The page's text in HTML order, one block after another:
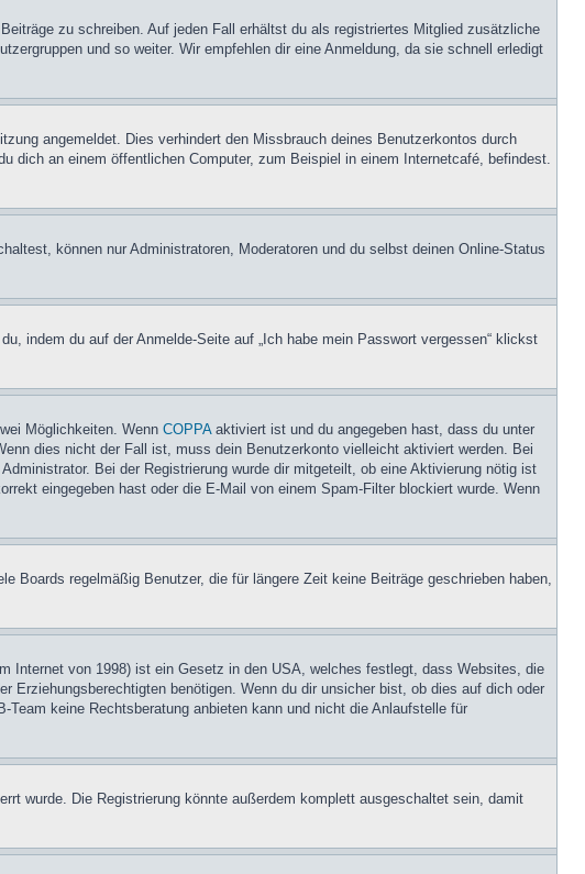
zu schreiben. Auf jeden Fall erhältst du als registriertes Mitglied zusätzliche
und so weiter. Wir empfehlen dir eine Anmeldung, da sie schnell erledigt
angemeldet. Dies verhindert den Missbrauch deines Benutzerkontos durch
dich an einem öffentlichen Computer, zum Beispiel in einem Internetcafé, befindest.
können nur Administratoren, Moderatoren und du selbst deinen Online-Status
indem du auf der Anmelde-Seite auf „Ich habe mein Passwort vergessen“ klickst
Möglichkeiten. Wenn COPPAaktiviert ist und du angegeben hast, dass du unter
dies nicht der Fall ist, muss dein Benutzerkonto vielleicht aktiviert werden. Bei
Bei der Registrierung wurde dir mitgeteilt, ob eine Aktivierung nötig ist
eingegeben hast oder die E-Mail von einem Spam-Filter blockiert wurde. Wenn
Boards regelmäßig Benutzer, die für längere Zeit keine Beiträge geschrieben haben,
Internet von 1998) ist ein Gesetz in den USA, welches festlegt, dass Websites, die
Erziehungsberechtigten benötigen. Wenn du dir unsicher bist, ob dies auf dich oder
keine Rechtsberatung anbieten kann und nicht die Anlaufstelle für
wurde. Die Registrierung könnte außerdem komplett ausgeschaltet sein, damit